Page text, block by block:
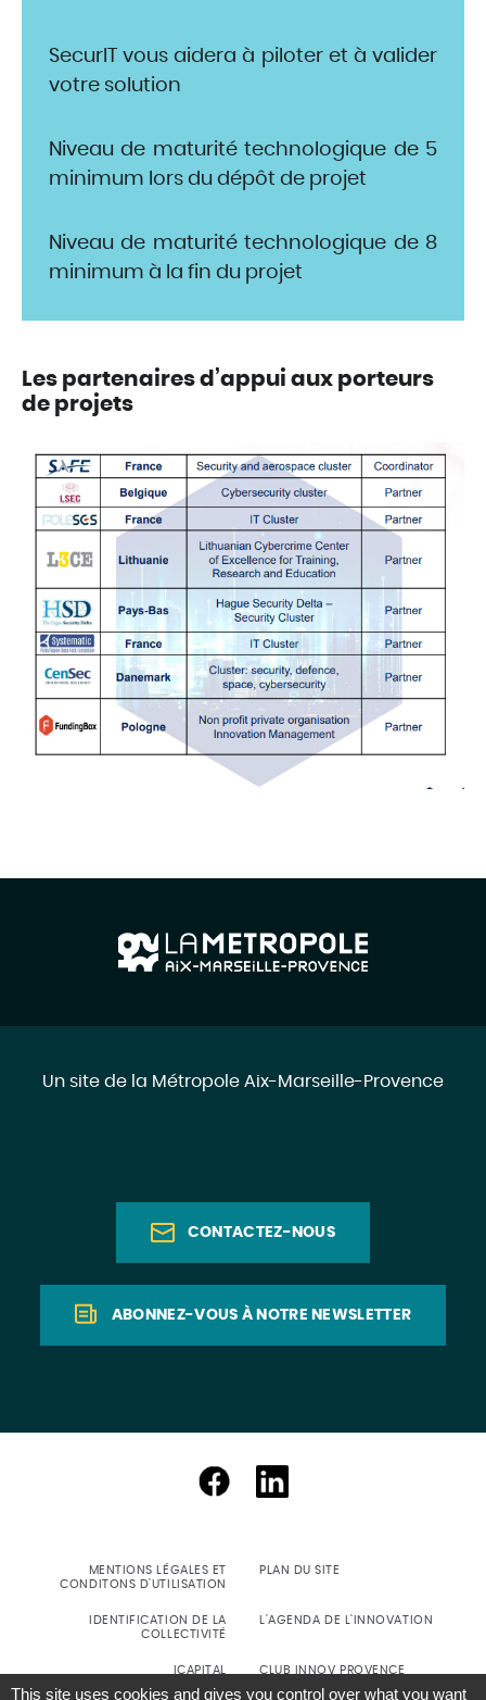
SecurIT vous aidera à piloter et à valider
votre solution
Niveau de maturité technologique de 5
minimum lors du dépôt de projet
Niveau de maturité technologique de 8
minimum à la fin du projet
Les partenaires d’appui aux porteurs
de projets
Un site de la Métropole Aix-Marseille-Provence
CONTACTEZ-NOUS
ABONNEZ-VOUS À NOTRE NEWSLETTER
MENTIONS LÉGALES ET
CONDITONS D'UTILISATION
PLAN DU SITE
IDENTIFICATION DE LA
COLLECTIVITÉ
L'AGENDA DE L'INNOVATION
ICAPITAL CLUB INNOV PROVENCE
This site uses cookies and gives you control over what you want